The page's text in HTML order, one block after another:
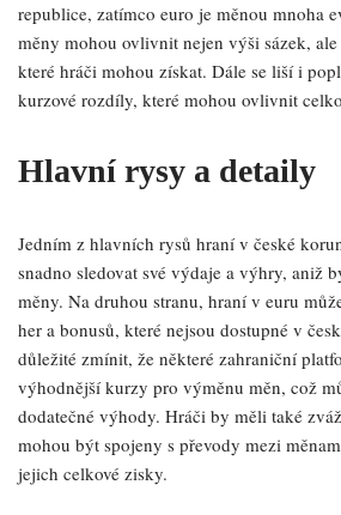
republice, zatímco euro je měnou mnoha
měny mohou ovlivnit nejen výši sázek,
které hráči mohou získat. Dále se liší i
kurzové rozdíly, které mohou ovlivnit
Hlavní rysy a detaily
Jedním z hlavních rysů hraní v české
snadno sledovat své výdaje a výhry, aniž
měny. Na druhou stranu, hraní v euru
her a bonusů, které nejsou dostupné v
důležité zmínit, že některé zahraniční
výhodnější kurzy pro výměnu měn, což
dodatečné výhody. Hráči by měli také
mohou být spojeny s převody mezi
jejich celkové zisky.